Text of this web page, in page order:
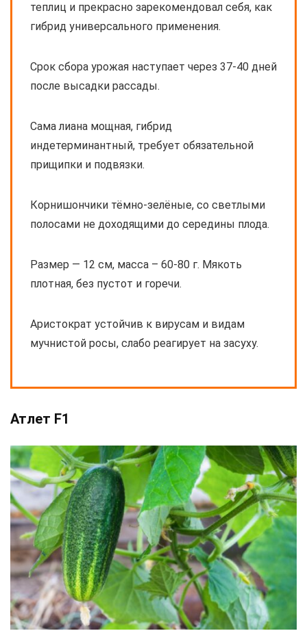
теплиц и прекрасно зарекомендовал себя, как
гибрид универсального применения.
Срок сбора урожая наступает через 37-40 дней
после высадки рассады.
Сама лиана мощная, гибрид
индетерминантный, требует обязательной
прищипки и подвязки.
Корнишончики тёмно-зелёные, со светлыми
полосами не доходящими до середины плода.
Размер — 12 см, масса – 60-80 г. Мякоть
плотная, без пустот и горечи.
Аристократ устойчив к вирусам и видам
мучнистой росы, слабо реагирует на засуху.
Атлет F1